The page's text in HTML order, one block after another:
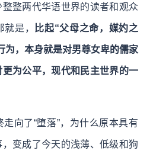
整两代华语世界的读者和观众
是， ⽐起“⽗⺟之命，媒妁之
为，本⾝就是对男尊女卑的儒家
为公平，现代和民主世界的一
向了“堕落”，为什么原本具有
变成了今天的浅薄、低级和狗